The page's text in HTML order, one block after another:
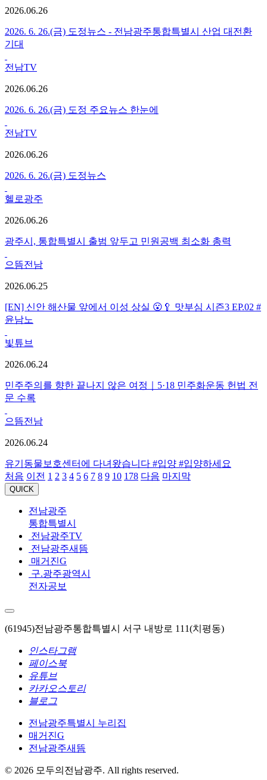
2026.06.26
2026. 6. 26.(금) 도정뉴스 - 전남광주통합특별시 산업 대전환
기대
전남TV
2026.06.26
2026. 6. 26.(금) 도정 주요뉴스 한눈에
전남TV
2026.06.26
2026. 6. 26.(금) 도정뉴스
헬로광주
2026.06.26
광주시, 통합특별시 출범 앞두고 민원공백 최소화 총력
으뜸전남
2026.06.25
[EN] 신안 해산물 앞에서 이성 상실 😮🥄 맛부심 시즌3 EP.02 #
윤남노
빛튜브
2026.06.24
민주주의를 향한 끝나지 않은 여정｜5·18 민주화운동 헌법 전
문 수록
으뜸전남
2026.06.24
유기동물보호센터에 다녀왔습니다 #입양 #입양하세요
처음 이전 1 2 3 4 5 6 7 8 9 10 178 다음 마지막
QUICK
전남광주
통합특별시
전남광주TV
전남광주새뜸
매거진G
구.광주광역시
전자공보
(61945)전남광주통합특별시 서구 내방로 111(치평동)
인스타그램
페이스북
유튜브
카카오스토리
블로그
전남광주특별시 누리집
매거진G
전남광주새뜸
© 2026 모두의전남광주. All rights reserved.